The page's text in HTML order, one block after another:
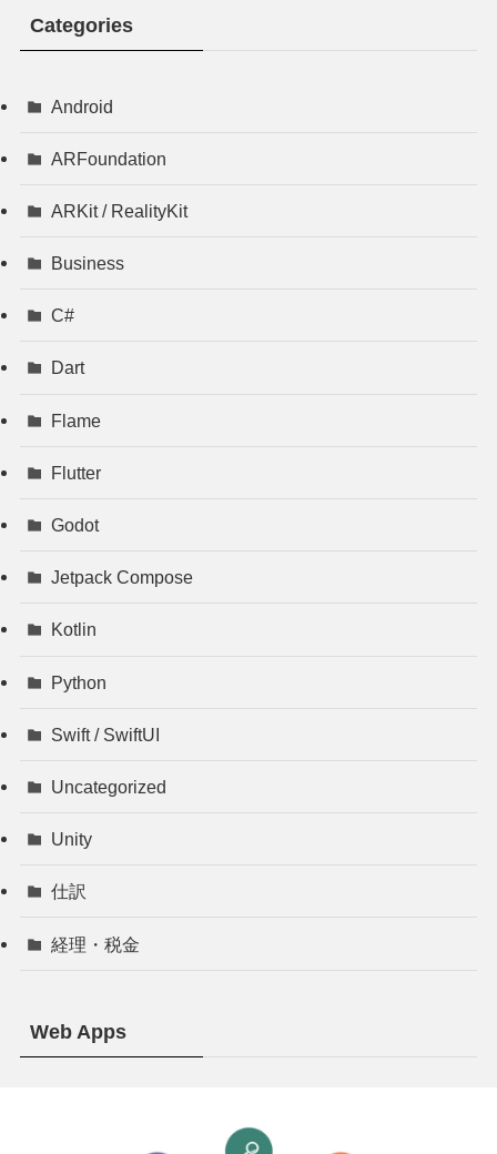
Categories
Android
ARFoundation
ARKit / RealityKit
Business
C#
Dart
Flame
Flutter
Godot
Jetpack Compose
Kotlin
Python
Swift / SwiftUI
Uncategorized
Unity
仕訳
経理・税金
Web Apps